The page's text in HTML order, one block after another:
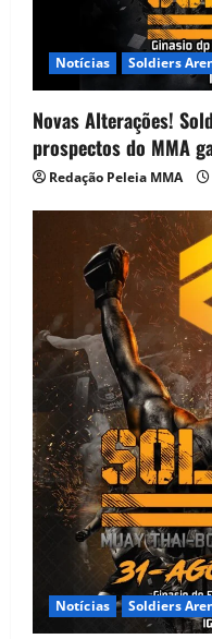
Notícias Soldiers
Novas Alterações!
prospectos do MMA
Redação Peleia MMA
Notícias Soldiers